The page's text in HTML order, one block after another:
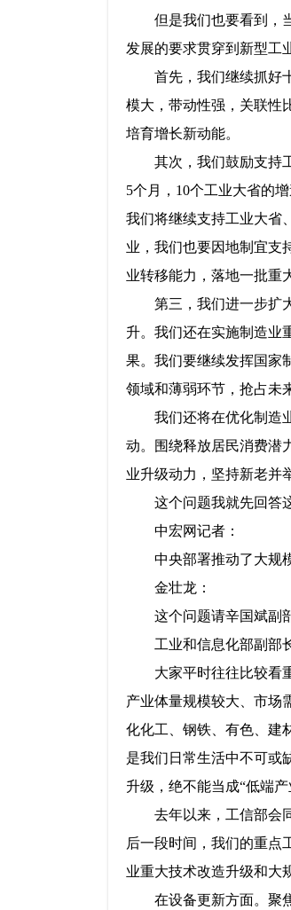
但是我们也要看到，
发展的要求贯穿到新型工
首先，我们继续抓好
模大，带动性强，关联性
培育增长新动能。
其次，我们鼓励支持
5个月，10个工业大省的
我们将继续支持工业大省
业，我们也要因地制宜支
业转移能力，落地一批重
第三，我们进一步扩
升。我们还在实施制造业
果。我们要继续发挥国家
领域和薄弱环节，抢占未
我们还将在优化制造
动。围绕释放居民消费潜
业升级动力，坚持新老并
这个问题我就先回答
中宏网记者：
中央部署推动了大规
金壮龙：
这个问题请辛国斌副
工业和信息化部副部
大家平时往往比较看
产业体量规模较大、市场
化化工、钢铁、有色、建
是我们日常生活中不可或
升级，绝不能当成“低端产
去年以来，工信部会
后一段时间，我们的重点
业重大技术改造升级和大
在设备更新方面。聚